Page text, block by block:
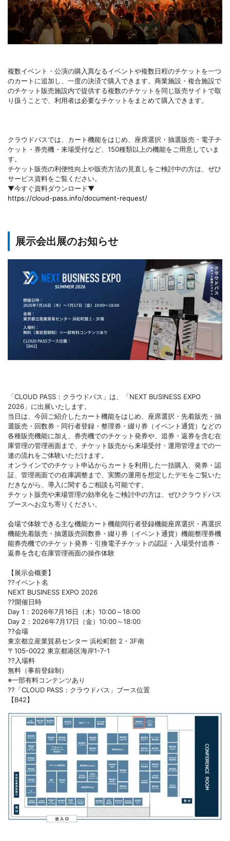
複数イベント・公演の購入異なるイベントや複数日程のチケットを一つ
のカートに追加し、一度の決済で購入できます。商業施設・複合施設で
のチケット販売施設内で提供する複数のチケットを同じ販売サイトで取
り扱うことで、利用者は必要なチケットをまとめて購入できます。
クラウドパスでは、カート機能をはじめ、座席選択・抽選販売・電子チ
ケット・券売機・来場受付など、150種類以上の機能をご用意していま
す。
チケット販売の利便性向上や販売方法の見直しをご検討中の方は、ぜひ
サービス資料をご覧ください。
▼今すぐ資料ダウンロード▼
https://cloud-pass.info/document-request/
展示会出展のお知らせ
「CLOUD PASS：クラウドパス」は、「NEXT BUSINESS EXPO
2026」に出展いたします。
当日は、今回ご紹介したカート機能をはじめ、座席選択・先着販売・抽
選販売・回数券・同行者登録・整理券・綴り券（イベント通貨）などの
各種販売機能に加え、券売機でのチケット発券や、追券・返券を含む在
庫管理の管理画面まで、チケット販売から来場受付・運用管理までの一
連の流れをご体験いただけます。
オンラインでのチケット申込からカートを利用した一括購入、発券・認
証、管理画面での在庫調整まで、実際の運用を想定したデモをご覧いた
だきながら、導入に関するご相談も可能です。
チケット販売や来場管理の効率化をご検討中の方は、ぜひクラウドパス
ブースへお立ち寄りください。
会場で体験できる主な機能カート機能同行者登録機能座席選択・再選択
機能先着販売・抽選販売回数券・綴り券（イベント通貨）機能整理券機
能券売機でのチケット発券・引換電子チケットの認証・入場受付追券・
返券を含む在庫管理画面の操作体験
【展示会概要】
??イベント名
NEXT BUSINESS EXPO 2026
??開催日時
Day 1：2026年7月16日（木）10:00～18:00
Day 2：2026年7月17日（金）10:00～18:00
??会場
東京都立産業貿易センター 浜松町館 2・3F南
〒105-0022 東京都港区海岸1-7-1
??入場料
無料（事前登録制）
※一部有料コンテンツあり
??「CLOUD PASS：クラウドパス」ブース位置
【B42】